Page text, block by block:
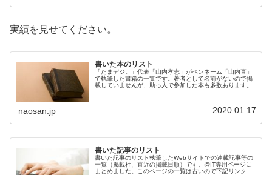
実績を見せてください。
書いた本のリスト
「たまデジ。」代表「山内孝志」がペンネーム「山内直」
で執筆した書籍の一覧です。著者として名前がないので掲
載していませんが、助っ人で参加した本も多数あります。
naosan.jp 2020.01.17
書いた記事のリスト
書いた記事のリスト執筆したWebサイトでの連載記事等の
一覧（掲載社、直近の掲載日順）です。@IT専用ページに
まとめました。このページの一覧は古いので下記リンクか